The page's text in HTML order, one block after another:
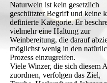
Naturwein ist kein gesetzlich
geschützter Begriff und keine
definierte Kategorie. Er
vielmehr eine Haltung zur
Weinbereitung, die darauf
möglichst wenig in den
Prozess einzugreifen.
Viele Winzer, die sich diesem
zuordnen, verfolgen das Ziel,